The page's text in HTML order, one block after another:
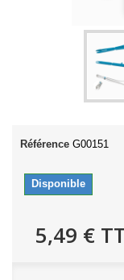
Référence G00151
Disponible
5,49 €